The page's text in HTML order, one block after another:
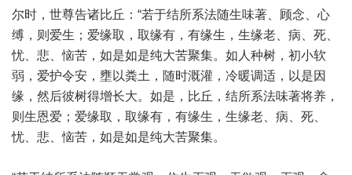
尔时，世尊告诸比丘：“若于结所系法随生味著、顾念、心
缚，则爱生；爱缘取，取缘有，有缘生，生缘老、病、死、
忧、悲、恼苦，如是如是纯大苦聚集。如人种树，初小软
弱，爱护令安，壅以粪土，随时溉灌，冷暖调适，以是因
缘，然后彼树得增长大。如是，比丘，结所系法味著将养，
则生恩爱；爱缘取，取缘有，有缘生，生缘老、病、死、
忧、悲、恼苦，如是如是纯大苦聚集。